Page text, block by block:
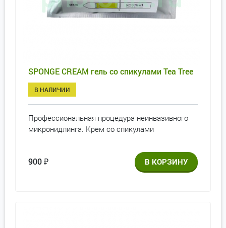
SPONGE CREAM гель со спикулами Tea Tree
В НАЛИЧИИ
Профессиональная процедура неинвазивного
микронидлинга. Крем со спикулами
900 ₽